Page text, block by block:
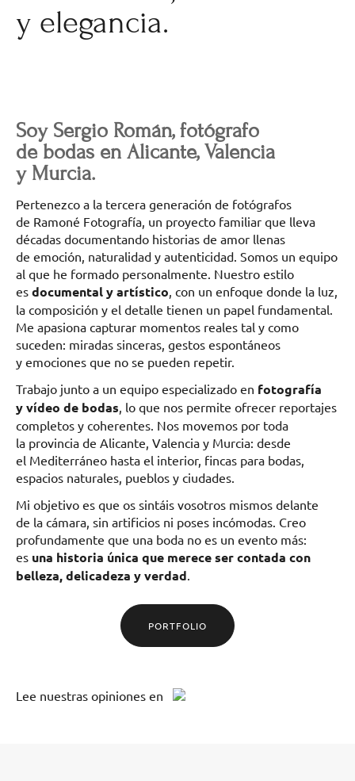
y elegancia.
Soy Sergio Román, fotógrafo
de bodas en Alicante, Valencia
y Murcia.
Pertenezco a la tercera generación de fotógrafos
de Ramoné Fotografía, un proyecto familiar que lleva
décadas documentando historias de amor llenas
de emoción, naturalidad y autenticidad. Somos un equipo
al que he formado personalmente. Nuestro estilo
es documental y artístico , con un enfoque donde la luz,
la composición y el detalle tienen un papel fundamental.
Me apasiona capturar momentos reales tal y como
suceden: miradas sinceras, gestos espontáneos
y emociones que no se pueden repetir.
Trabajo junto a un equipo especializado en fotografía
y vídeo de bodas , lo que nos permite ofrecer reportajes
completos y coherentes. Nos movemos por toda
la provincia de Alicante, Valencia y Murcia: desde
el Mediterráneo hasta el interior, fincas para bodas,
espacios naturales, pueblos y ciudades.
Mi objetivo es que os sintáis vosotros mismos delante
de la cámara, sin artificios ni poses incómodas. Creo
profundamente que una boda no es un evento más:
es una historia única que merece ser contada con
belleza, delicadeza y verdad
PORTFOLIO
Lee nuestras opiniones en